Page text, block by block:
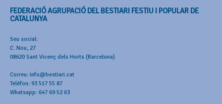
FEDERACIÓ AGRUPACIÓ DEL BESTIARI FESTIU I POPULAR DE
CATALUNYA
Seu social:
C. Nou, 27
08620 Sant Vicenç dels Horts (Barcelona)
Correu: info@bestiari.cat
Telèfon: 93 517 55 87
Whatsapp: 647 69 52 63